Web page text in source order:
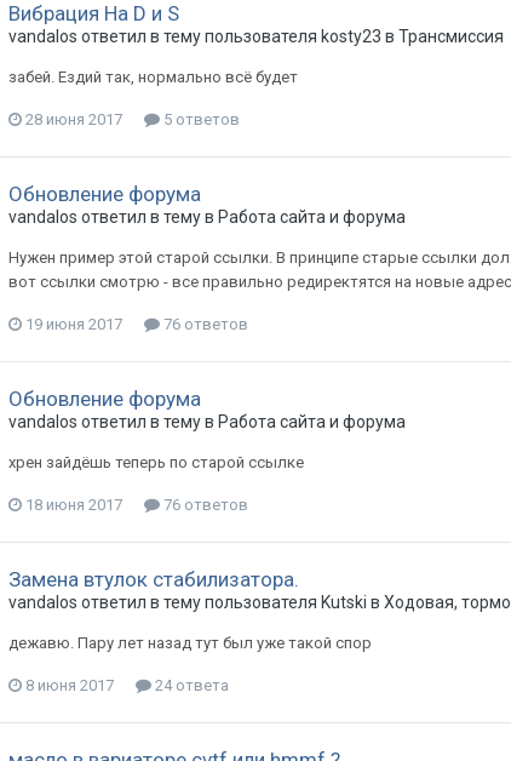
Вибрация На D и S
vandalos ответил в тему пользователя kosty23 в Трансмиссия
забей. Ездий так, нормально всё будет
28 июня 2017 5 ответов
Обновление форума
vandalos ответил в тему в Работа сайта и форума
Нужен пример этой старой ссылки. В принципе старые ссылки
вот ссылки смотрю - все правильно редиректятся на новые
19 июня 2017 76 ответов
Обновление форума
vandalos ответил в тему в Работа сайта и форума
хрен зайдёшь теперь по старой ссылке
18 июня 2017 76 ответов
Замена втулок стабилизатора.
vandalos ответил в тему пользователя Kutski в Ходовая,
дежавю. Пару лет назад тут был уже такой спор
8 июня 2017 24 ответа